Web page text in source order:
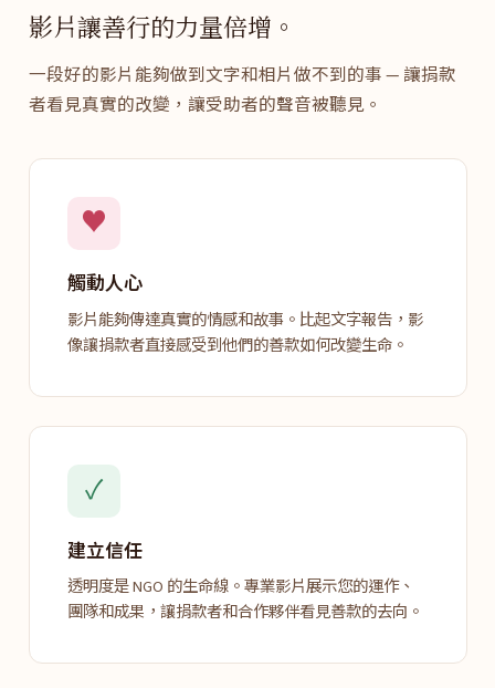
影片讓善行的力量倍增。
一段好的影片能夠做到文字和相片做不到的事 — 讓捐款
者看見真實的改變，讓受助者的聲音被聽見。
♥
觸動人心
影片能夠傳達真實的情感和故事。比起文字報告，影
像讓捐款者直接感受到他們的善款如何改變生命。
✓
建立信任
透明度是 NGO 的生命線。專業影片展示您的運作、
團隊和成果，讓捐款者和合作夥伴看見善款的去向。